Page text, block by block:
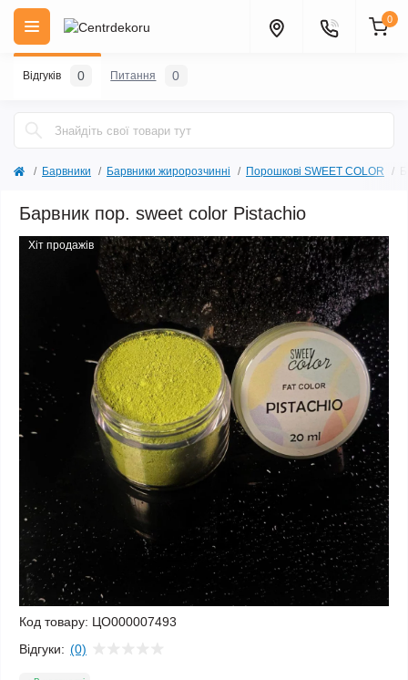
0
Барвники Барвники жиророзчинні Порошкові SWEET COLOR
Барвник пор. sweet color Pistachio
Хіт продажів
Код товару: ЦО000007493
Відгуки: (0)
Відгуків 0 Питання 0